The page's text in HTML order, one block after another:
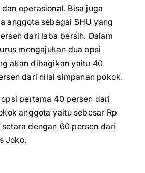
operasional. Bisa juga
anggota sebagai SHU yang
dari laba bersih. Dalam
mengajukan dua opsi
akan dibagikan yaitu 40
dari nilai simpanan pokok.
opsi pertama 40 persen dari
anggota yaitu sebesar Rp
dengan 60 persen dari
Joko.